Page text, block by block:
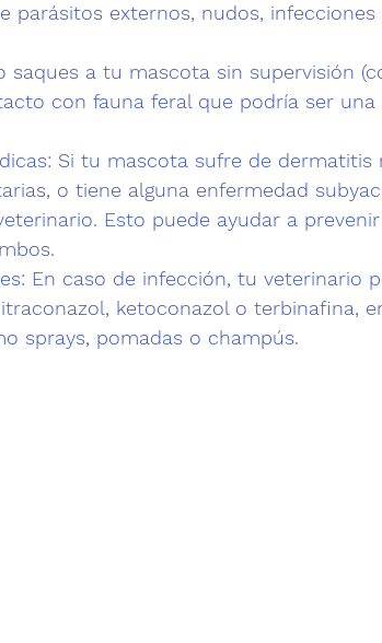
parásitos externos, nudos,
saques a tu mascota sin supervisión
con fauna feral que podría ser una
Si tu mascota sufre de dermatitis
o tiene alguna enfermedad
Esto puede ayudar a
En caso de infección, tu veterinario
ketoconazol o terbinafina,
sprays, pomadas o champús.